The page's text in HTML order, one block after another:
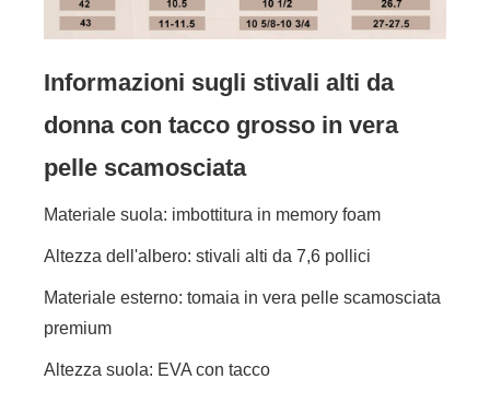
Informazioni sugli stivali alti da
donna con tacco grosso in vera
pelle scamosciata
Materiale suola: imbottitura in memory foam
Altezza dell'albero: stivali alti da 7,6 pollici
Materiale esterno: tomaia in vera pelle scamosciata
premium
Altezza suola: EVA con tacco